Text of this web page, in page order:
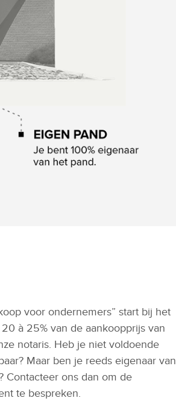
voor ondernemers” start bij het
à 25% van de aankoopprijs van
notaris. Heb je niet voldoende
Maar ben je reeds eigenaar van
Contacteer ons dan om de
te bespreken.